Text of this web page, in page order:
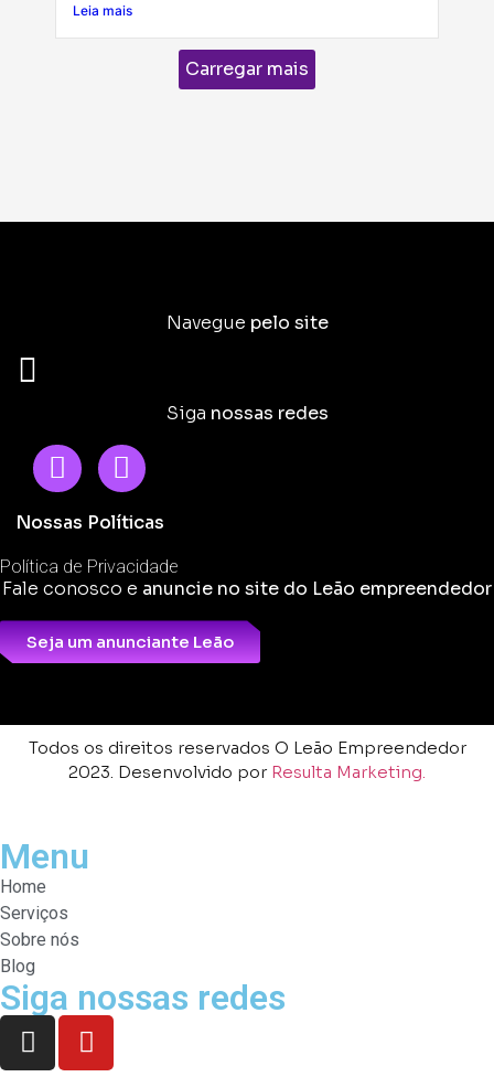
Leia mais
Carregar mais
Navegue pelo site
Siga nossas redes
Nossas Políticas
Política de Privacidade
Fale conosco e anuncie no site do Leão empreendedor
Seja um anunciante Leão
Todos os direitos reservados O Leão Empreendedor
2023. Desenvolvido por Resulta Marketing.
Menu
Home
Serviços
Sobre nós
Blog
Siga nossas redes